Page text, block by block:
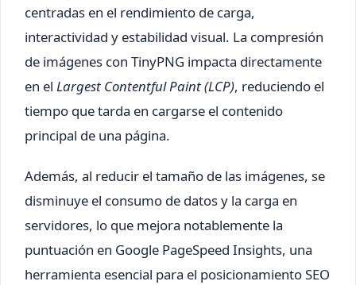
centradas en el rendimiento de carga,
interactividad y estabilidad visual. La compresión
de imágenes con TinyPNG impacta directamente
en el Largest Contentful Paint (LCP), reduciendo el
tiempo que tarda en cargarse el contenido
principal de una página.
Además, al reducir el tamaño de las imágenes, se
disminuye el consumo de datos y la carga en
servidores, lo que mejora notablemente la
puntuación en Google PageSpeed Insights, una
herramienta esencial para el posicionamiento SEO